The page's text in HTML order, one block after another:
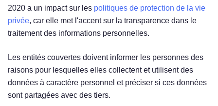
2020 a un impact sur les politiques de protection de la vie
privée, car elle met l'accent sur la transparence dans le
traitement des informations personnelles.
Les entités couvertes doivent informer les personnes des
raisons pour lesquelles elles collectent et utilisent des
données à caractère personnel et préciser si ces données
sont partagées avec des tiers.